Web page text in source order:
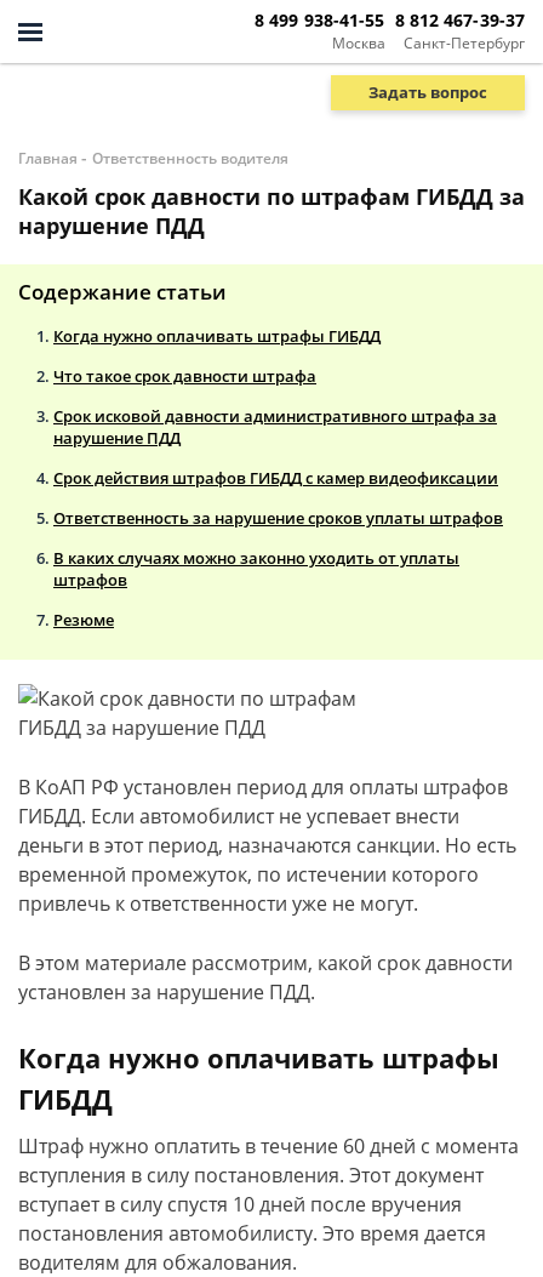
Москва
8 499 938-41-55
Санкт-Петербург
8 812 467-39-37
Задать вопрос
Главная - Ответственность водителя
Какой срок давности по штрафам ГИБДД за
нарушение ПДД
Содержание статьи
Когда нужно оплачивать штрафы ГИБДД
Что такое срок давности штрафа
Срок исковой давности административного штрафа за
нарушение ПДД
Срок действия штрафов ГИБДД с камер видеофиксации
Ответственность за нарушение сроков уплаты штрафов
В каких случаях можно законно уходить от уплаты
штрафов
Резюме
В КоАП РФ установлен период для оплаты штрафов
ГИБДД. Если автомобилист не успевает внести
деньги в этот период, назначаются санкции. Но есть
временной промежуток, по истечении которого
привлечь к ответственности уже не могут.
В этом материале рассмотрим, какой срок давности
установлен за нарушение ПДД.
Когда нужно оплачивать штрафы
ГИБДД
Штраф нужно оплатить в течение 60 дней с момента
вступления в силу постановления. Этот документ
вступает в силу спустя 10 дней после вручения
постановления автомобилисту. Это время дается
водителям для обжалования.